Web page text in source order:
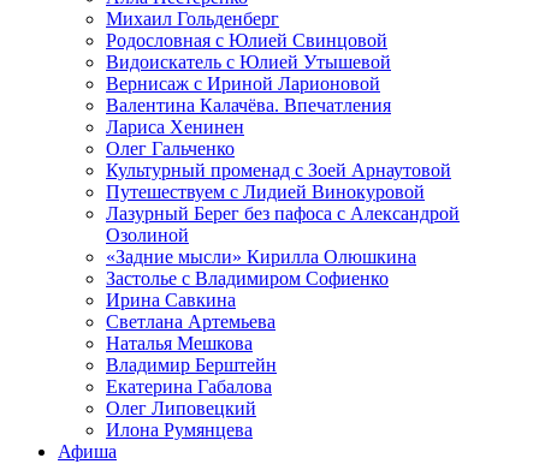
Михаил Гольденберг
Родословная с Юлией Свинцовой
Видоискатель с Юлией Утышевой
Вернисаж с Ириной Ларионовой
Валентина Калачёва. Впечатления
Лариса Хенинен
Олег Гальченко
Культурный променад с Зоей Арнаутовой
Путешествуем с Лидией Винокуровой
Лазурный Берег без пафоса с Александрой
Озолиной
«Задние мысли» Кирилла Олюшкина
Застолье с Владимиром Софиенко
Ирина Савкина
Светлана Артемьева
Наталья Мешкова
Владимир Берштейн
Екатерина Габалова
Олег Липовецкий
Илона Румянцева
Афиша